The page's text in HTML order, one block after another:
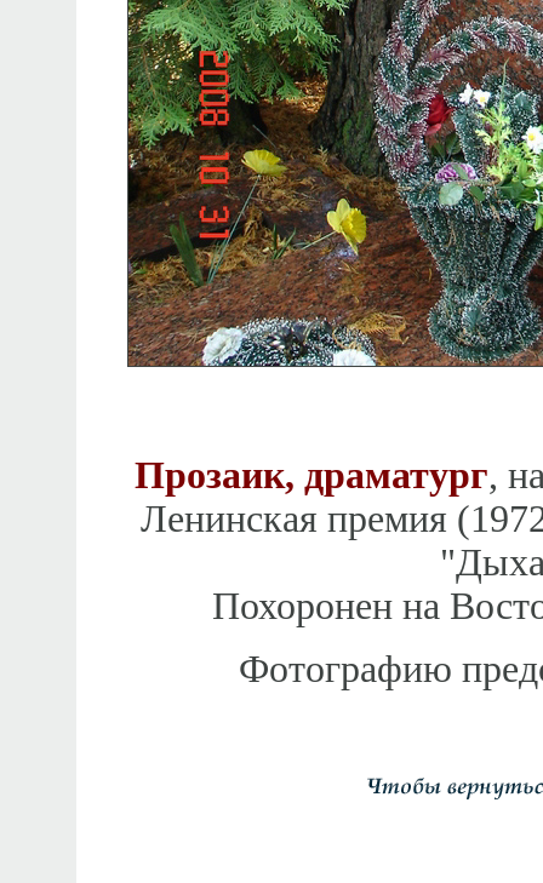
Прозаик, драматург,
Ленинская премия
Похоронен на
Фотографию